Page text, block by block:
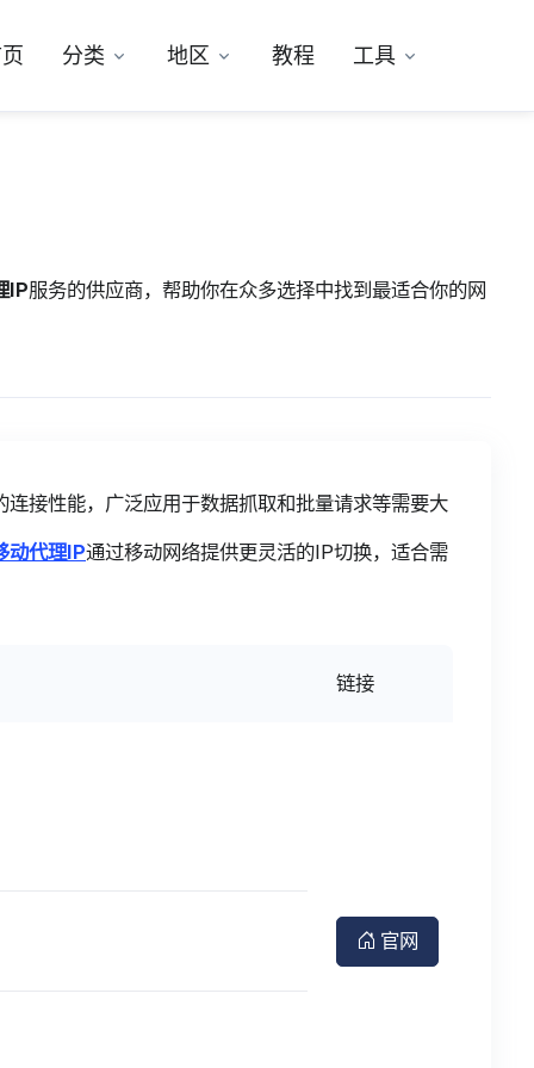
分类 地区 教程 工具
IP服务的供应商，帮助你在众多选择中找到最适合你的网
连接性能，广泛应用于数据抓取和批量请求等需要大
动代理IP通过移动网络提供更灵活的IP切换，适合需
链接
官网